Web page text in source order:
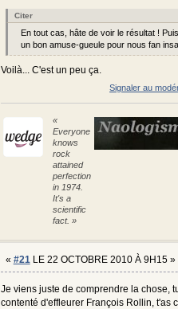
Citer
En tout cas, hâte de voir le résultat !
un bon amuse-gueule pour nous fan
Voilà... C'est un peu ça.
Signaler au
«
Everyone
knows
rock
attained
perfection
in 1974.
It's a
scientific
fact. »
« #21 LE 22 OCTOBRE 2010 À 9H15 »
Je viens juste de comprendre la chose,
contenté d'effleurer François Rollin, t'as